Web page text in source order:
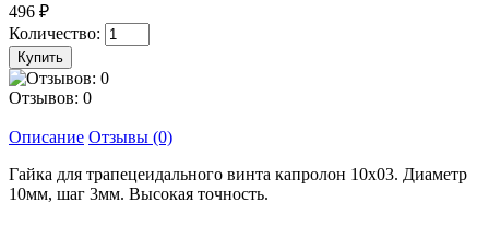
496 ₽
Количество:
Отзывов: 0
Описание Отзывы (0)
Гайка для трапецеидального винта капролон 10x03. Диаметр
10мм, шаг 3мм. Высокая точность.